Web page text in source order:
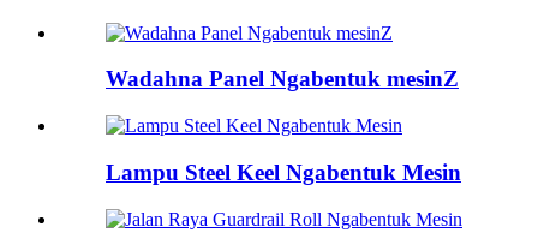
Wadahna Panel Ngabentuk mesinZ
Lampu Steel Keel Ngabentuk Mesin